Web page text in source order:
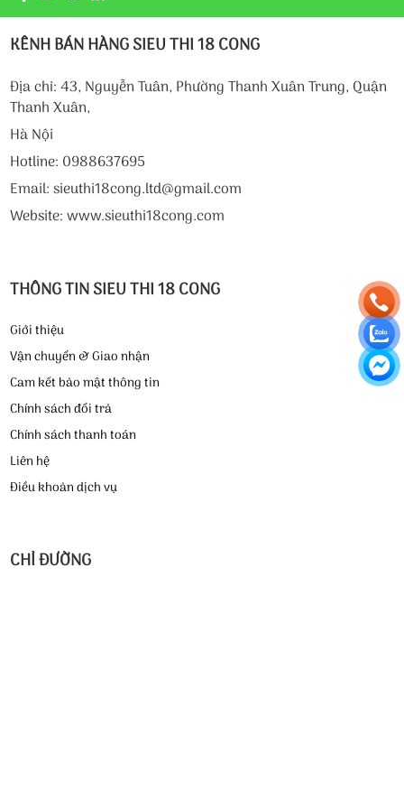
KÊNH BÁN HÀNG SIEU THI 18 CONG
Địa chỉ: 43, Nguyễn Tuân, Phường Thanh Xuân Trung, Quận
Thanh Xuân,
Hà Nội
Hotline: 0988637695
Email: sieuthi18cong.ltd@gmail.com
Website: www.sieuthi18cong.com
THÔNG TIN SIEU THI 18 CONG
Giới thiệu
Vận chuyển & Giao nhận
Cam kết bảo mật thông tin
Chính sách đổi trả
Chính sách thanh toán
Liên hệ
Điều khoản dịch vụ
CHỈ ĐƯỜNG